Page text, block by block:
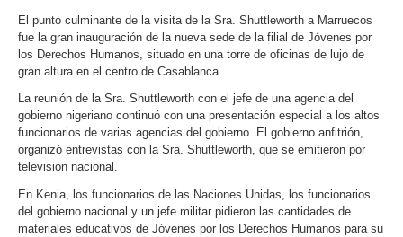
El punto culminante de la visita de la Sra. Shuttleworth a Marruecos
fue la gran inauguración de la nueva sede de la filial de Jóvenes por
los Derechos Humanos, situado en una torre de oficinas de lujo de
gran altura en el centro de Casablanca.
La reunión de la Sra. Shuttleworth con el jefe de una agencia del
gobierno nigeriano continuó con una presentación especial a los altos
funcionarios de varias agencias del gobierno. El gobierno anfitrión,
organizó entrevistas con la Sra. Shuttleworth, que se emitieron por
televisión nacional.
En Kenia, los funcionarios de las Naciones Unidas, los funcionarios
del gobierno nacional y un jefe militar pidieron las cantidades de
materiales educativos de Jóvenes por los Derechos Humanos para su